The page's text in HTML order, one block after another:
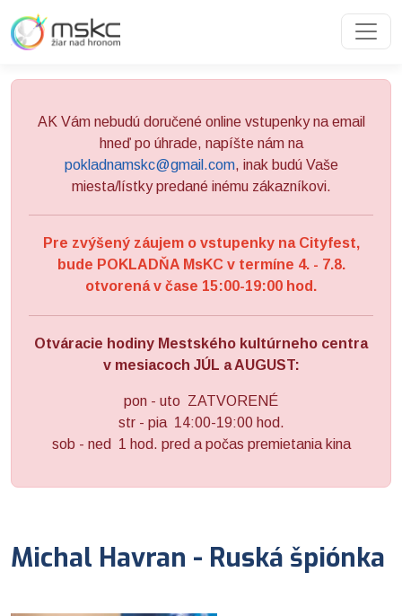
AK Vám nebudú doručené online vstupenky na email
hneď po úhrade, napíšte nám na
pokladnamskc@gmail.com, inak budú Vaše
miesta/lístky predané inému zákazníkovi.
Pre zvýšený záujem o vstupenky na Cityfest,
bude POKLADŇA MsKC v termíne 4. - 7.8.
otvorená v čase 15:00-19:00 hod.
Otváracie hodiny Mestského kultúrneho centra
v mesiacoch JÚL a AUGUST:
pon - uto ZATVORENÉ
str - pia 14:00-19:00 hod.
sob - ned 1 hod. pred a počas premietania kina
Michal Havran - Ruská špiónka